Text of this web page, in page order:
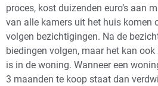
proces, kost duizenden euro’s aan
van alle kamers uit het huis komen
volgen bezichtigingen. Na de
biedingen volgen, maar het kan
is in de woning. Wanneer een
3 maanden te koop staat dan